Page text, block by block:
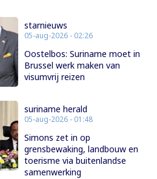
starnieuws
05-aug-2026 - 02:26
Oostelbos: Suriname moet in
Brussel werk maken van
visumvrij reizen
suriname herald
05-aug-2026 - 01:48
Simons zet in op
grensbewaking, landbouw en
toerisme via buitenlandse
samenwerking